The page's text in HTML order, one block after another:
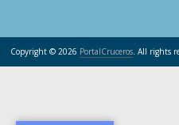
Copyright © 2026 PortalCruceros. All rights